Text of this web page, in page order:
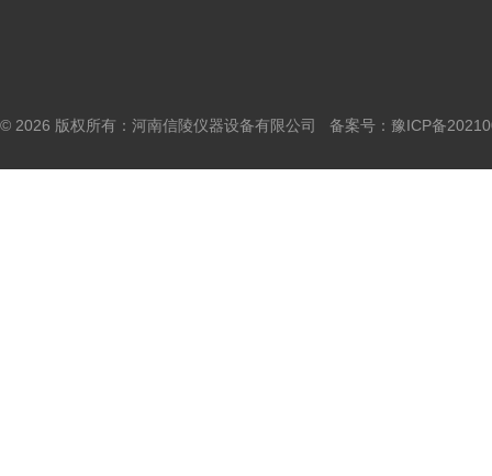
© 2026 版权所有：河南信陵仪器设备有限公司 备案号： 豫ICP备